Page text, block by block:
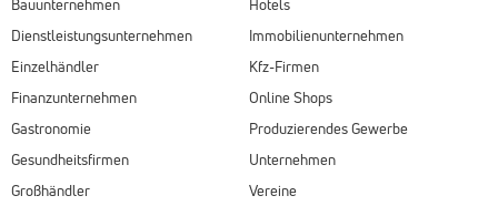
Bauunternehmen
Dienstleistungsunternehmen
Einzelhändler
Finanzunternehmen
Gastronomie
Gesundheitsfirmen
Großhändler
Hotels
Immobilienunternehmen
Kfz-Firmen
Online Shops
Produzierendes Gewerbe
Unternehmen
Vereine